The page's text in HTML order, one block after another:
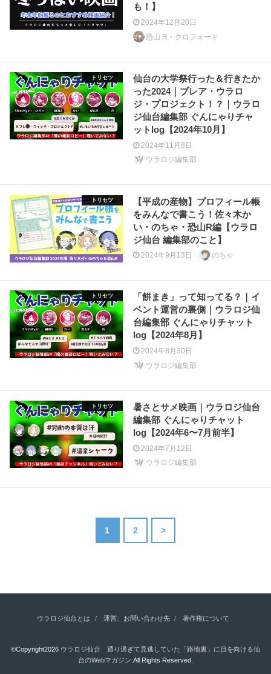
も！】
2024年12月20日
恐山 R・クロフォード
トリセツ
仙台の大学祭行った＆行きたか
った2024｜ブレア・ウラロ
ジ・プロジェクト！？｜ウラロ
ジ仙台編集部 ぐんにゃりチャ
ットlog【2024年10月】
2024年11月8日
ウラロジ編集部
トリセツ
【平成の産物】プロフィール帳
をみんなで書こう！佐々木か
い・のちゃ・恐山R編【ウラロ
ジ仙台 編集部のこと】
2024年9月13日 のちゃ
トリセツ
「餅まき」って知ってる？｜イ
ベント運営の裏側｜ウラロジ仙
台編集部 ぐんにゃりチャット
log【2024年8月】
2024年8月30日
ウラロジ編集部
トリセツ
暑さとサメ映画｜ウラロジ仙台
編集部 ぐんにゃりチャット
log【2024年6〜7月前半】
2024年7月12日
ウラロジ編集部
1 2 >
ウラロジ仙台とは 運営、お問い合わせ先 著作権について
©Copyright2026 ウラロジ仙台 通り過ぎて見逃していた「路地裏」に目を向ける仙
台のWebマガジン .All Rights Reserved.